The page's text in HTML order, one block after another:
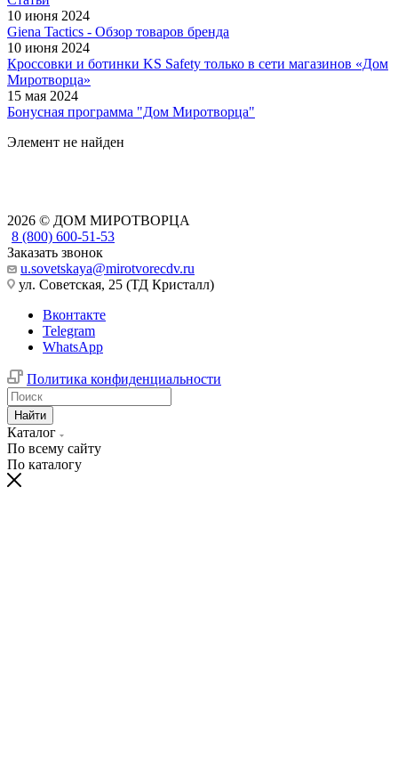
10 июня 2024
Giena Tactics - Обзор товаров бренда
10 июня 2024
Кроссовки и ботинки KS Safety только в сети магазинов «Дом
Миротворца»
15 мая 2024
Бонусная программа "Дом Миротворца"
Элемент не найден
2026 © ДОМ МИРОТВОРЦА
8 (800) 600-51-53
Заказать звонок
u.sovetskaya@mirotvorecdv.ru
ул. Советская, 25 (ТД Кристалл)
Вконтакте
Telegram
WhatsApp
Политика конфиденциальности
Найти
Каталог
По всему сайту
По каталогу